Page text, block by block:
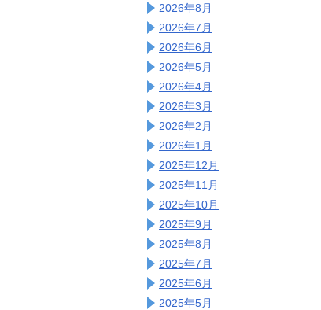
2026年8月
2026年7月
2026年6月
2026年5月
2026年4月
2026年3月
2026年2月
2026年1月
2025年12月
2025年11月
2025年10月
2025年9月
2025年8月
2025年7月
2025年6月
2025年5月